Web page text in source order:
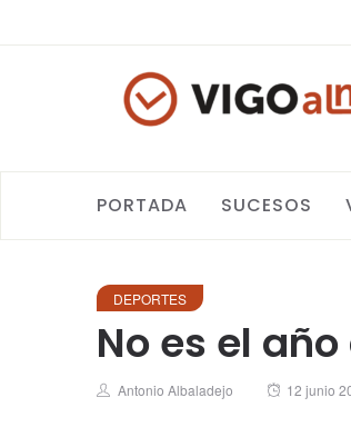
PORTADA SUCESOS
DEPORTES
No es el
Author
Antonio Albaladejo
Posted
12 junio